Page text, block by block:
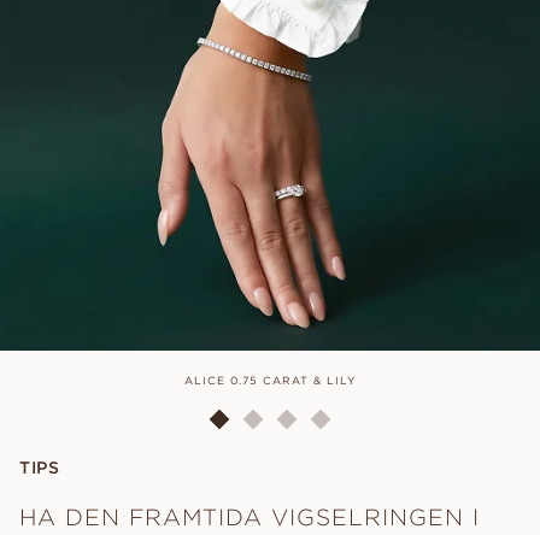
ALICE 0.75 CARAT & LILY
TIPS
HA DEN FRAMTIDA VIGSELRINGEN I